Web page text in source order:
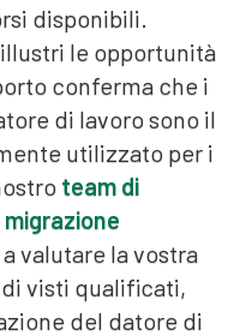
disponibili.
le opportunità
conferma che i
di lavoro sono il
utilizzato per i
team di
valutare la vostra
visti qualificati,
del datore di